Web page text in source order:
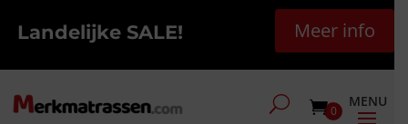
Landelijke SALE! Meer info
0